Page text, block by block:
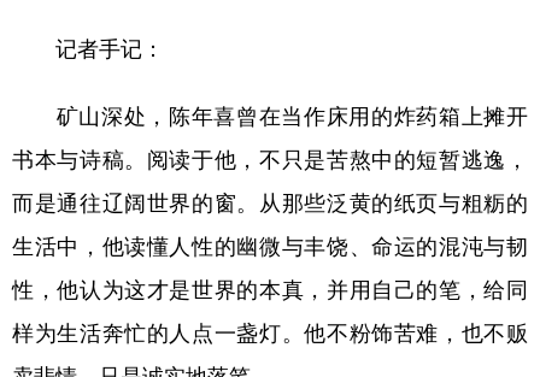
记者手记：
矿山深处，陈年喜曾在当作床用的炸药箱上摊开
书本与诗稿。阅读于他，不只是苦熬中的短暂逃逸，
而是通往辽阔世界的窗。从那些泛黄的纸页与粗粝的
生活中，他读懂人性的幽微与丰饶、命运的混沌与韧
性，他认为这才是世界的本真，并用自己的笔，给同
样为生活奔忙的人点一盏灯。他不粉饰苦难，也不贩